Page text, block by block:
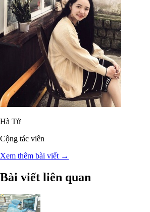
Hà Tử
Cộng tác viên
Xem thêm bài viết →
Bài viết liên quan